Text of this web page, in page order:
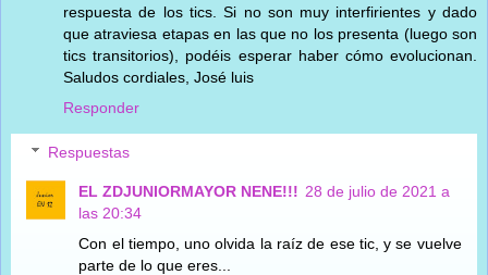
respuesta de los tics. Si no son muy interfirientes y dado
que atraviesa etapas en las que no los presenta (luego son
tics transitorios), podéis esperar haber cómo evolucionan.
Saludos cordiales, José luis
Responder
Respuestas
EL ZDJUNIORMAYOR NENE!!! 28 de julio de 2021 a
las 20:34
Con el tiempo, uno olvida la raíz de ese tic, y se vuelve
parte de lo que eres...